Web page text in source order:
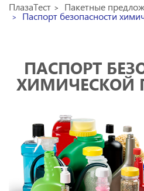
ПлазаТест Пакетные
Паспорт безопасности
ПАСПОРТ
ХИМИЧЕСКОЙ